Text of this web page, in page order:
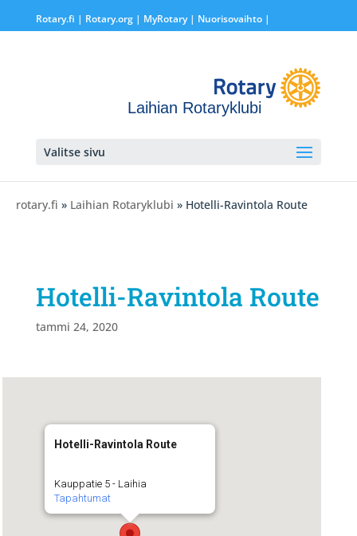
Rotary.fi | Rotary.org| MyRotary | Nuorisovaihto|
Laihian Rotaryklubi
Valitse sivu
rotary.fi » Laihian Rotaryklubi » Hotelli-Ravintola Route
Hotelli-Ravintola Route
tammi 24, 2020
Hotelli-Ravintola Route
Kauppatie 5 - Laihia
Tapahtumat